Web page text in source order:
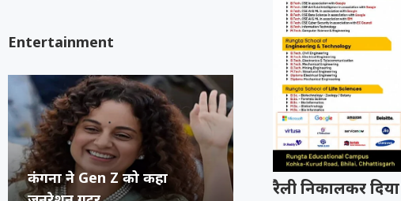
रैली निकालकर
Entertainment
कंगना ने Gen Z को कहा
सुप्रीम कोर्ट का समय
रूंगटा यूनिवर्सिटी के फिल्म
राष्ट्रीय नृत्य महोत्सव में